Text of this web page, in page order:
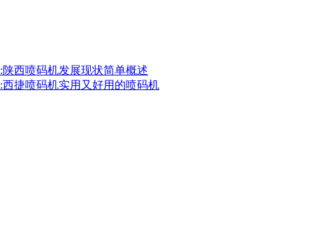
:陕西喷码机发展现状简单概述
:西捷喷码机实用又好用的喷码机